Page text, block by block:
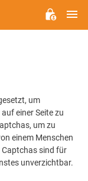
um
einer Seite zu
um zu
einem Menschen
sind für
unverzichtbar.